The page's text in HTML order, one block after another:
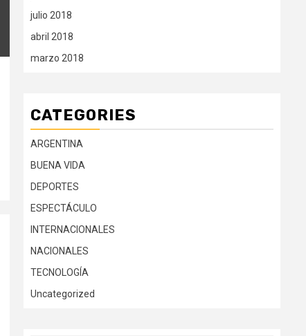
julio 2018
abril 2018
marzo 2018
CATEGORIES
ARGENTINA
BUENA VIDA
DEPORTES
ESPECTÁCULO
INTERNACIONALES
NACIONALES
TECNOLOGÍA
Uncategorized